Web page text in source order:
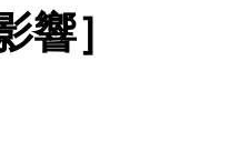
響］